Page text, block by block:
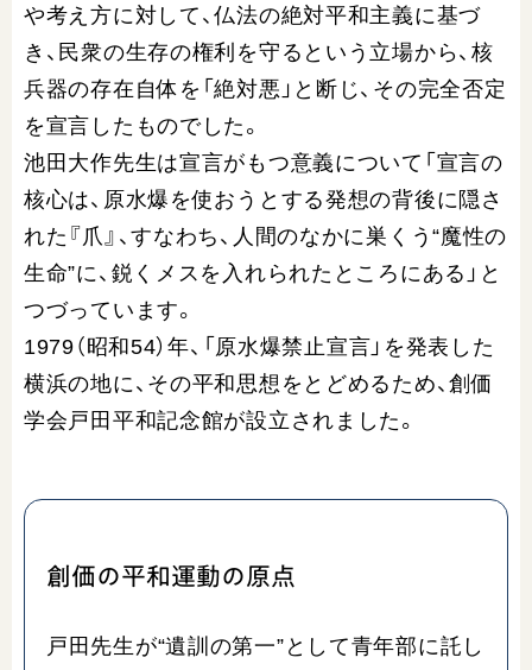
や考え方に対して、仏法の絶対平和主義に基づ
き、民衆の生存の権利を守るという立場から、核
兵器の存在自体を「絶対悪」と断じ、その完全否定
を宣言したものでした。
池田大作先生は宣言がもつ意義について「宣言の
核心は、原水爆を使おうとする発想の背後に隠さ
れた『爪』、すなわち、人間のなかに巣くう“魔性の
生命”に、鋭くメスを入れられたところにある」と
つづっています。
1979（昭和54）年、「原水爆禁止宣言」を発表した
横浜の地に、その平和思想をとどめるため、創価
学会戸田平和記念館が設立されました。
創価の平和運動の原点
戸田先生が“遺訓の第一”として青年部に託し